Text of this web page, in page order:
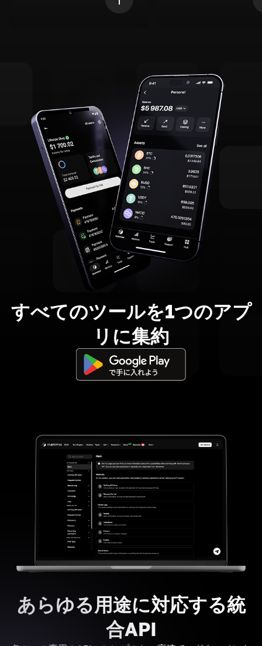
すべてのツールを1つのアプ
リに集約
あらゆる用途に対応する統
合API